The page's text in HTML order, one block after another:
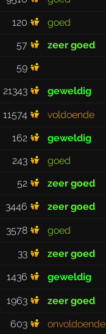
120 goed
57 zeer goed
59
21343 geweldig
11574 voldoende
162 geweldig
243 goed
52 zeer goed
3446 zeer goed
3578 goed
33 zeer goed
1436 geweldig
1963 zeer goed
603 onvoldoende